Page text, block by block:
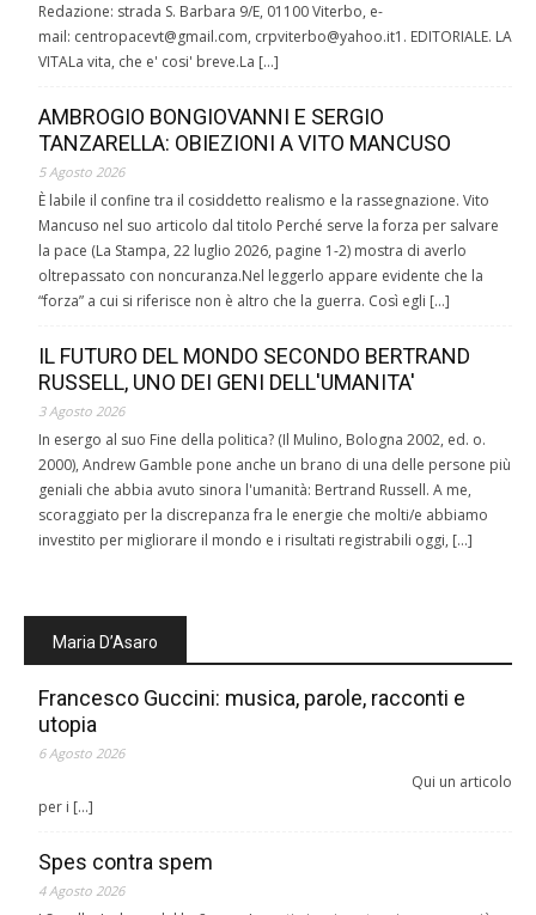
Redazione: strada S. Barbara 9/E, 01100 Viterbo, e-
mail: centropacevt@gmail.com, crpviterbo@yahoo.it1. EDITORIALE. LA
VITALa vita, che e' cosi' breve.La […]
AMBROGIO BONGIOVANNI E SERGIO
TANZARELLA: OBIEZIONI A VITO MANCUSO
5 Agosto 2026
È labile il confine tra il cosiddetto realismo e la rassegnazione. Vito
Mancuso nel suo articolo dal titolo Perché serve la forza per salvare
la pace (La Stampa, 22 luglio 2026, pagine 1-2) mostra di averlo
oltrepassato con noncuranza.Nel leggerlo appare evidente che la
“forza” a cui si riferisce non è altro che la guerra. Così egli […]
IL FUTURO DEL MONDO SECONDO BERTRAND
RUSSELL, UNO DEI GENI DELL'UMANITA'
3 Agosto 2026
In esergo al suo Fine della politica? (Il Mulino, Bologna 2002, ed. o.
2000), Andrew Gamble pone anche un brano di una delle persone più
geniali che abbia avuto sinora l'umanità: Bertrand Russell. A me,
scoraggiato per la discrepanza fra le energie che molti/e abbiamo
investito per migliorare il mondo e i risultati registrabili oggi, […]
Maria D’Asaro
Francesco Guccini: musica, parole, racconti e
utopia
6 Agosto 2026
Qui un articolo
per i […]
Spes contra spem
4 Agosto 2026